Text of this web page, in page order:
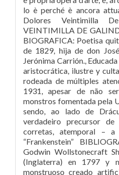
lo è perché è ancora
Dolores Veintimilla
VEINTIMILLA DE
BIOGRAFICA: Poetisa
de 1829, hija de don
Jerónima Carrión.,
aristocrática, ilustre y
rodeada de múltiples
1931, apesar de não
monstros fomentada pela
sendo, ao lado de
verdadeiro precursor
corretas, atemporal – a
“Frankenstein”
Godwin Wollstonecraft
(Inglaterra) en 1797 y
monstruoso creado